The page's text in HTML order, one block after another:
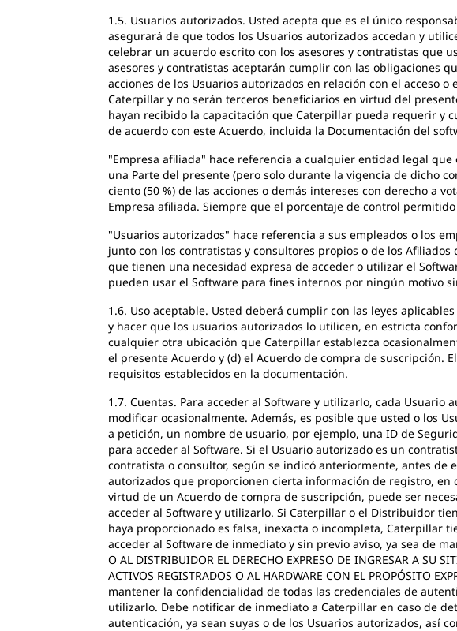
1.5. Usuarios autorizados. Usted acepta que es el único
asegurará de que todos los Usuarios autorizados accedan y
celebrar un acuerdo escrito con los asesores y contratistas que
asesores y contratistas aceptarán cumplir con las obligaciones
acciones de los Usuarios autorizados en relación con el acceso
Caterpillar y no serán terceros beneficiarios en virtud del
hayan recibido la capacitación que Caterpillar pueda requerir y
de acuerdo con este Acuerdo, incluida la Documentación del
"Empresa afiliada" hace referencia a cualquier entidad legal
una Parte del presente (pero solo durante la vigencia de dicho
ciento (50 %) de las acciones o demás intereses con derecho a
Empresa afiliada. Siempre que el porcentaje de control
"Usuarios autorizados" hace referencia a sus empleados o los
junto con los contratistas y consultores propios o de los
que tienen una necesidad expresa de acceder o utilizar el
pueden usar el Software para fines internos por ningún motivo
1.6. Uso aceptable. Usted deberá cumplir con las leyes
y hacer que los usuarios autorizados lo utilicen, en estricta
cualquier otra ubicación que Caterpillar establezca
el presente Acuerdo y (d) el Acuerdo de compra de
requisitos establecidos en la documentación.
1.7. Cuentas. Para acceder al Software y utilizarlo, cada
modificar ocasionalmente. Además, es posible que usted o los
a petición, un nombre de usuario, por ejemplo, una ID de
para acceder al Software. Si el Usuario autorizado es un
contratista o consultor, según se indicó anteriormente, antes
autorizados que proporcionen cierta información de registro,
virtud de un Acuerdo de compra de suscripción, puede ser
acceder al Software y utilizarlo. Si Caterpillar o el Distribuidor
haya proporcionado es falsa, inexacta o incompleta, Caterpillar
acceder al Software de inmediato y sin previo aviso, ya sea de
O AL DISTRIBUIDOR EL DERECHO EXPRESO DE INGRESAR A SU
ACTIVOS REGISTRADOS O AL HARDWARE CON EL PROPÓSITO
mantener la confidencialidad de todas las credenciales de
utilizarlo. Debe notificar de inmediato a Caterpillar en caso de
autenticación, ya sean suyas o de los Usuarios autorizados, así